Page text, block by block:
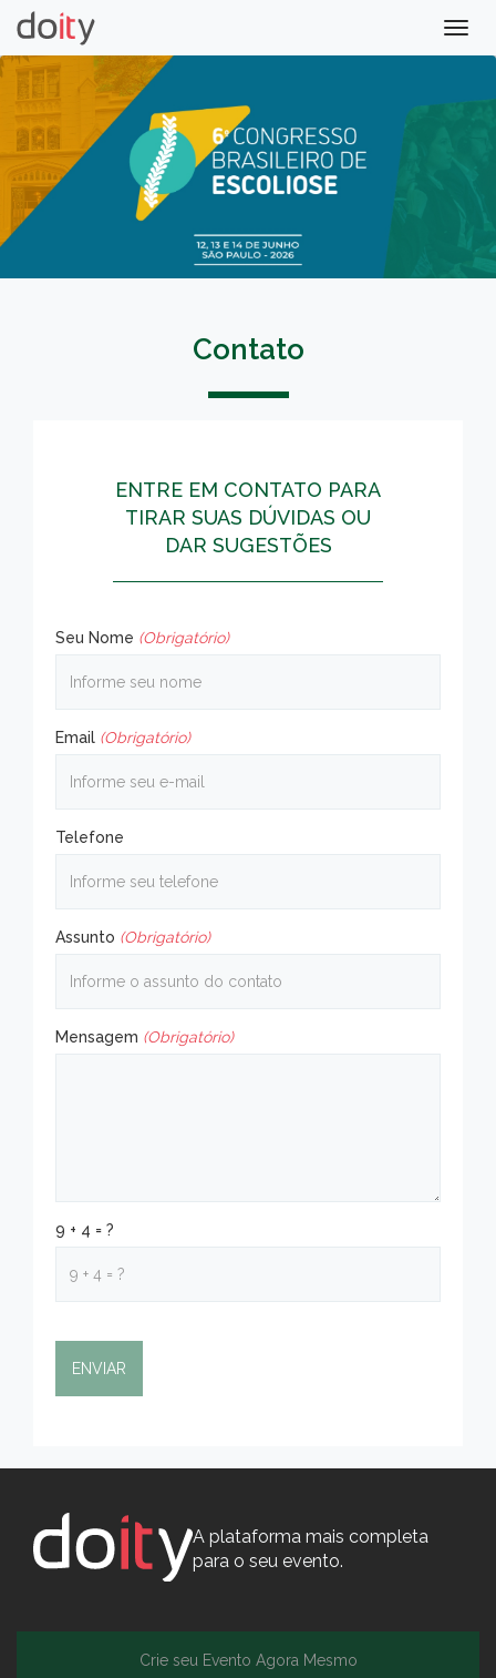
Contato
ENTRE EM CONTATO PARA
TIRAR SUAS DÚVIDAS OU
DAR SUGESTÕES
Seu Nome (Obrigatório)
Email (Obrigatório)
Telefone
Assunto (Obrigatório)
Mensagem (Obrigatório)
9 + 4 = ?
A plataforma mais completa
para o seu evento.
Crie seu Evento Agora Mesmo